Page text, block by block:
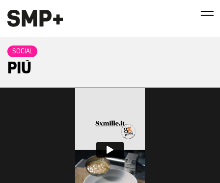
SOCIAL
PIÙ